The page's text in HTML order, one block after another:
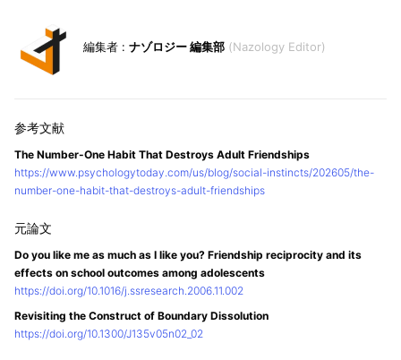
ナゾロジー 編集部 Nazology Editor
The Number-One Habit That Destroys Adult Friendships
https://www.psychologytoday.com/us/blog/social-instincts/202605/the-
number-one-habit-that-destroys-adult-friendships
Do you like me as much as I like you? Friendship reciprocity and its
effects on school outcomes among adolescents
https://doi.org/10.1016/j.ssresearch.2006.11.002
Revisiting the Construct of Boundary Dissolution
https://doi.org/10.1300/J135v05n02_02